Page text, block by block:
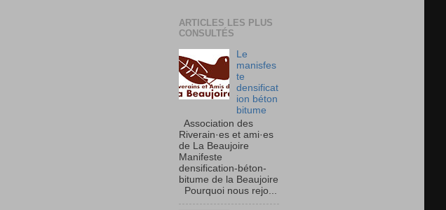
ARTICLES LES PLUS
CONSULTÉS
Le
manisfes
te
densificat
ion béton
bitume
Association des
Riverain·es et ami·es
de La Beaujoire
Manifeste
densification-béton-
bitume de la Beaujoire
Pourquoi nous rejo...